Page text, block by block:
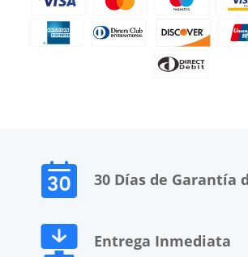
30 Días de Garantía
Entrega Inmediata